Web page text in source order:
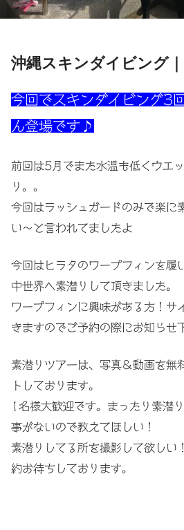
沖縄スキンダイビング
今回でスキンダイビング3
ん登場です♪
前回は5月でまた水温も低くウエ
り。。
今回はラッシュガードのみで楽に
い〜と言われてましたよ
今回はヒラタのワープフィンを履
中世界へ素潜りして頂きました。
ワープフィンに興味がある方！サ
きますのでご予約の際にお知らせ
素潜りツアーは、写真＆動画を無
トしております。
1名様大歓迎です。まったり素潜
事がないので教えてほしい！
素潜りしてる所を撮影して欲しい
約お待ちしております。